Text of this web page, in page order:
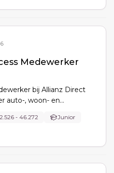
Medewerker
bij Allianz Direct
auto-, woon- en
werk je samen met het
groei en een sterke
- 46.272
Junior